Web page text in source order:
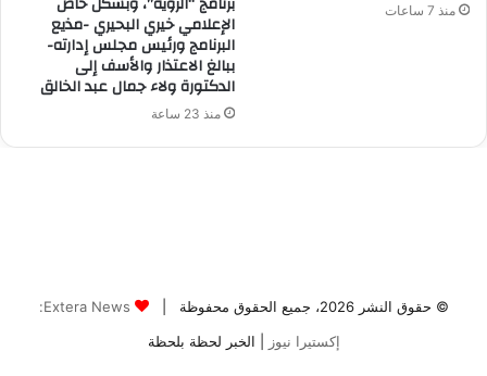
© حقوق النشر 2026، جميع الحقوق محفوظة |
Extera News:
إكستيرا نيوز
| الخبر لحظة بلحظة